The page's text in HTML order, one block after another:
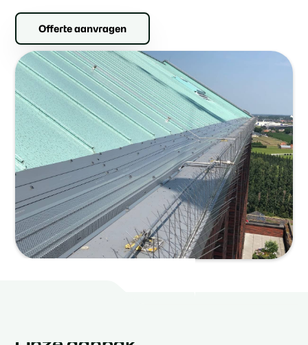
Offerte aanvragen